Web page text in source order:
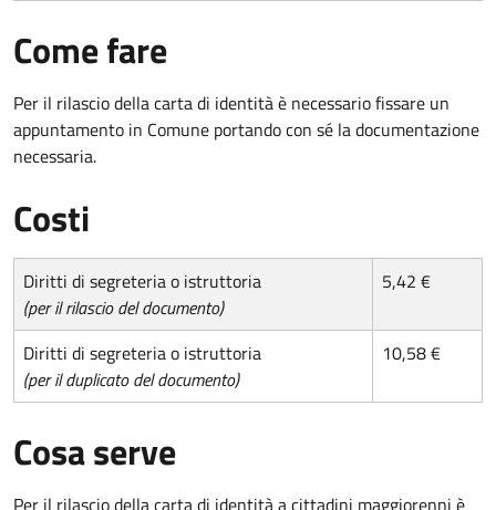
Come fare
Per il rilascio della carta di identità è necessario fissare un
appuntamento in Comune portando con sé la documentazione
necessaria.
Costi
Diritti di segreteria o istruttoria
(per il rilascio del documento)
5,42 €
Diritti di segreteria o istruttoria
(per il duplicato del documento)
10,58 €
Cosa serve
Per il rilascio della carta di identità a cittadini maggiorenni è